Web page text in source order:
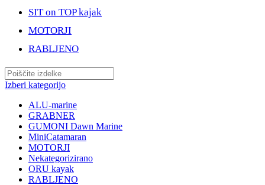
SIT on TOP kajak
MOTORJI
RABLJENO
Izberi kategorijo
ALU-marine
GRABNER
GUMONI Dawn Marine
MiniCatamaran
MOTORJI
Nekategorizirano
ORU kayak
RABLJENO